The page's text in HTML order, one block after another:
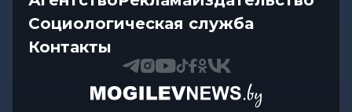
Социологическая служба
Контакты